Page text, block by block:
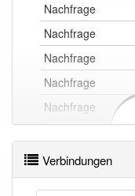
Nachfrage
Nachfrage
Nachfrage
Nachfrage
Nachfrage
Nachfrage
Nachfrage
Verbindungen